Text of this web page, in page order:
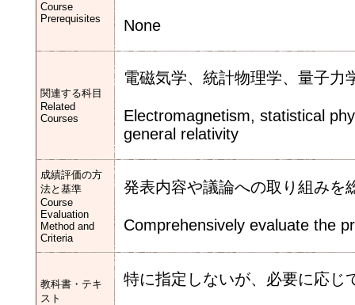
Course
Prerequisites
None
関連する科目
Related
Courses
電磁気学、統計物理学、量子力
Electromagnetism, statistical
general relativity
成績評価の方
法と基準
Course
Evaluation
Method and
Criteria
発表内容や議論への取り組みを
Comprehensively evaluate the
教科書・テキ
スト
特に指定しないが、必要に応じ